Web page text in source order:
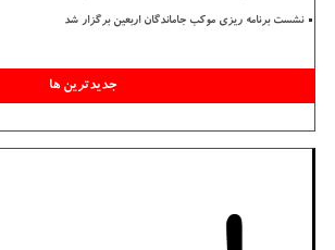
نشست برنامه ریزی موکب جاماندگان اربعین برگزار شد
جدیدترین ها